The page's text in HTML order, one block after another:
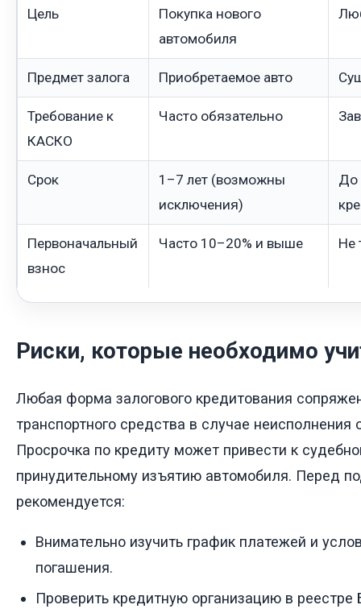
Цель
Покупка нового
автомобиля
Предмет залога Приобретаемое авто
Требование к
КАСКО
Часто обязательно
Срок
1–7 лет (возможны
исключения)
До
Первоначальный
взнос
Часто 10–20% и выше Не
Риски, которые необходимо
Любая форма залогового кредитования
транспортного средства в случае неисполнения
Просрочка по кредиту может привести к
принудительному изъятию автомобиля. Перед
рекомендуется:
Внимательно изучить график платежей и
погашения.
Проверить кредитную организацию в реестре